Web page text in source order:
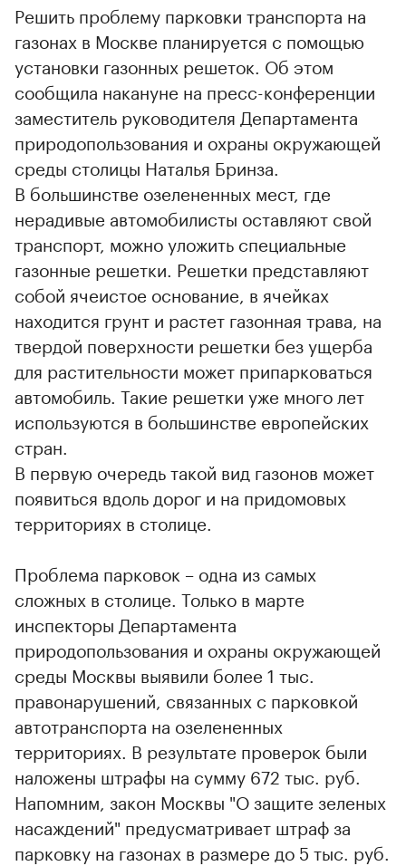
Решить проблему парковки транспорта на
газонах в Москве планируется с помощью
установки газонных решеток. Об этом
сообщила накануне на пресс-конференции
заместитель руководителя Департамента
природопользования и охраны окружающей
среды столицы Наталья Бринза.
В большинстве озелененных мест, где
нерадивые автомобилисты оставляют свой
транспорт, можно уложить специальные
газонные решетки. Решетки представляют
собой ячеистое основание, в ячейках
находится грунт и растет газонная трава, на
твердой поверхности решетки без ущерба
для растительности может припарковаться
автомобиль. Такие решетки уже много лет
используются в большинстве европейских
стран.
В первую очередь такой вид газонов может
появиться вдоль дорог и на придомовых
территориях в столице.
Проблема парковок – одна из самых
сложных в столице. Только в марте
инспекторы Департамента
природопользования и охраны окружающей
среды Москвы выявили более 1 тыс.
правонарушений, связанных с парковкой
автотранспорта на озелененных
территориях. В результате проверок были
наложены штрафы на сумму 672 тыс. руб.
Напомним, закон Москвы "О защите зеленых
насаждений" предусматривает штраф за
парковку на газонах в размере до 5 тыс. руб.